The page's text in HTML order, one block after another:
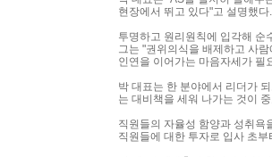
현장에서 뛰고 있다"고 설명했다.
투명하고 원리원칙에 입각해 순
그는 "권위의식을 배제하고 사
인연을 이어가는 마음자세가 필
박 대표는 한 분야에서 리더가
는 대비책을 세워 나가는 것이
직원들의 자율성 함양과 성취욕
직원들에 대한 투자로 입사 초